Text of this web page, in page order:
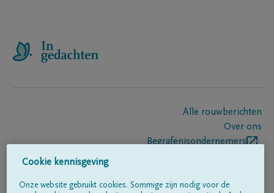
Alle rouwberichten
Over ons
Begrafenisondernemers
Cookie kennisgeving
Onze website gebruikt cookies. Sommige zijn nodig voor de